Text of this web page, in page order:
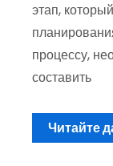
этап,
процессу,
составить
Читайте